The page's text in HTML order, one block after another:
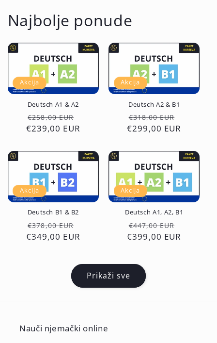
Najbolje ponude
Akcija
Deutsch A1 & A2
Redovna
cijena
€258,00 EUR
cijena
€239,00 EUR
Akcija
Deutsch A2 & B1
Redovna
cijena
€318,00 EUR
cijena
€299,00 EUR
Akcija
Deutsch B1 & B2
Redovna
cijena
€378,00 EUR
cijena
€349,00 EUR
Akcija
Deutsch A1, A2, B1
Redovna
cijena
€447,00 EUR
cijena
€399,00 EUR
Prikaži sve
Nauči njemački online